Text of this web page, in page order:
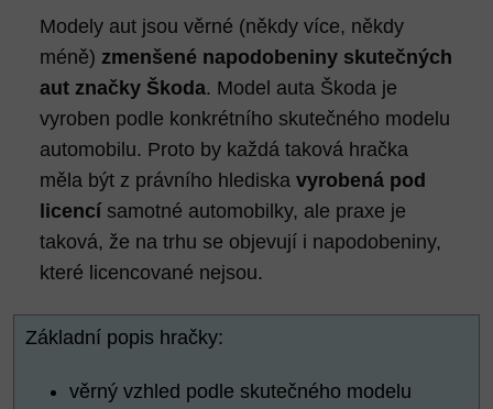
Modely aut jsou věrné (někdy více, někdy
méně) zmenšené napodobeniny skutečných
aut značky Škoda. Model auta Škoda je
vyroben podle konkrétního skutečného modelu
automobilu. Proto by každá taková hračka
měla být z právního hlediska vyrobená pod
licencísamotné automobilky, ale praxe je
taková, že na trhu se objevují i napodobeniny,
které licencované nejsou.
Základní popis hračky:
věrný vzhled podle skutečného modelu